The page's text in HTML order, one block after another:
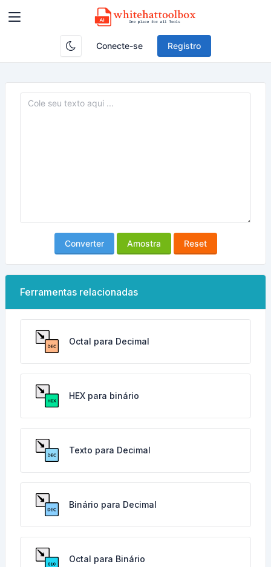
Conecte-se Registro
Converter Amostra Reset
Ferramentas relacionadas
Octal para Decimal
HEX para binário
Texto para Decimal
Binário para Decimal
Octal para Binário